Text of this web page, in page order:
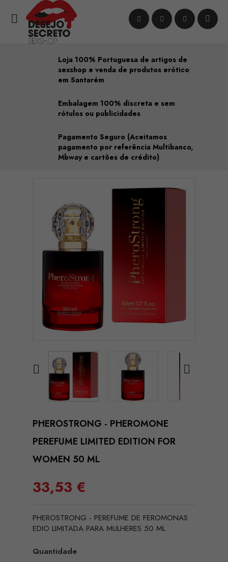

Loja 100% Portuguesa de artigos de
sexshop e venda de produtos erótico
em Santarém
Embalagem 100% discreta e sem
rótulos ou publicidades
Pagamento Seguro (Aceitamos
pagamento por referência Multibanco,
Mbway e cartões de crédito)
 
PHEROSTRONG - PHEROMONE
PEREFUME LIMITED EDITION FOR
WOMEN 50 ML
33,53 €
PHEROSTRONG - PEREFUME DE FEROMONAS
EDIO LIMITADA PARA MULHERES 50 ML
Quantidade